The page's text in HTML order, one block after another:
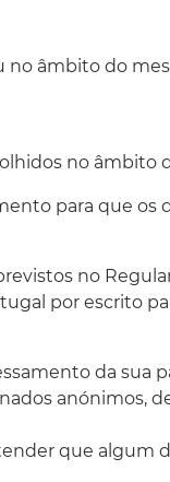
âmbito do
no âmbito
para que os
no
por escrito
da sua
anónimos,
que algum